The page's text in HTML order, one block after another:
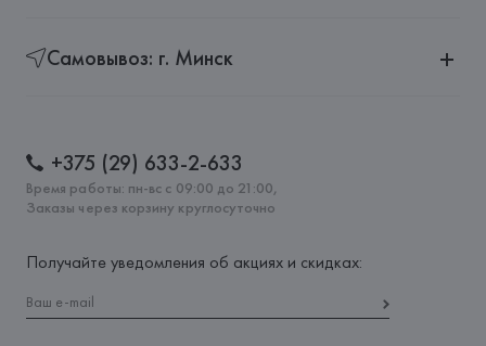
Самовывоз: г. Минск
+375 (29) 633-2-633
Время работы: пн-вс с 09:00 до 21:00,
Заказы через корзину круглосуточно
Получайте уведомления об акциях и скидках: